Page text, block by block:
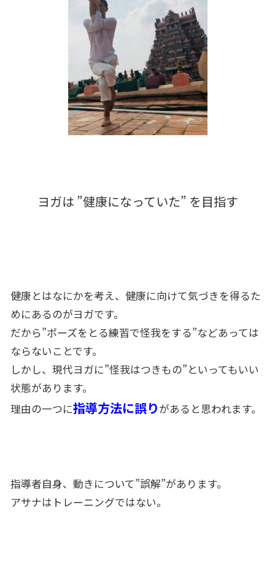
ヨガは ”健康になっていた” を目指す
健康とはなにかを考え、健康に向けて気づきを得るた
めにあるのがヨガです。
だから”ポーズをとる練習で怪我をする”などあっては
ならないことです。
しかし、現代ヨガに”怪我はつきもの”といってもいい
状態があります。
理由の一つに指導方法に誤りがあると思われます。
指導者自身、動きについて”誤解”があります。
アサナはトレーニングではない。